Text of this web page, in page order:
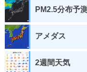
PM2.5分布予測
アメダス
2週間天気